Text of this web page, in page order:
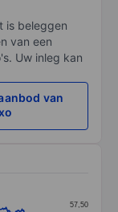
is beleggen
van een
Uw inleg kan
van
57,50